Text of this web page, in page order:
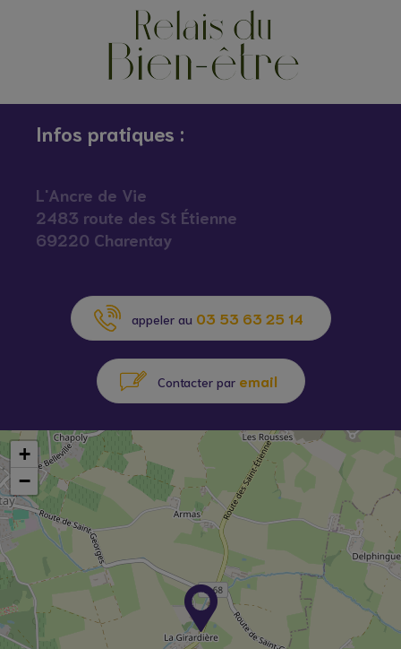
Infos pratiques :
L'Ancre de Vie
2483 route des St Étienne
69220 Charentay
appeler au 03 53 63 25 14
Contacter par email
+
−